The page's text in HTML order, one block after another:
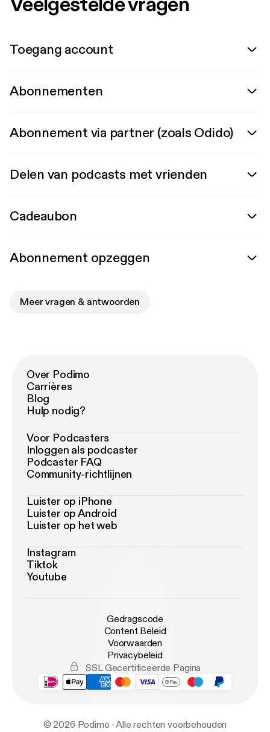
Toegang account
Abonnementen
Abonnement via partner (zoals Odido)
Delen van podcasts met vrienden
Cadeaubon
Abonnement opzeggen
Meer vragen & antwoorden
Over Podimo
Carrières
Blog
Hulp nodig?
Voor Podcasters
Inloggen als podcaster
Podcaster FAQ
Community-richtlijnen
Luister op iPhone
Luister op Android
Luister op het web
Instagram
Tiktok
Youtube
Gedragscode
Content Beleid
Voorwaarden
Privacybeleid
SSL Gecertificeerde Pagina
© 2026 Podimo · Alle rechten voorbehouden